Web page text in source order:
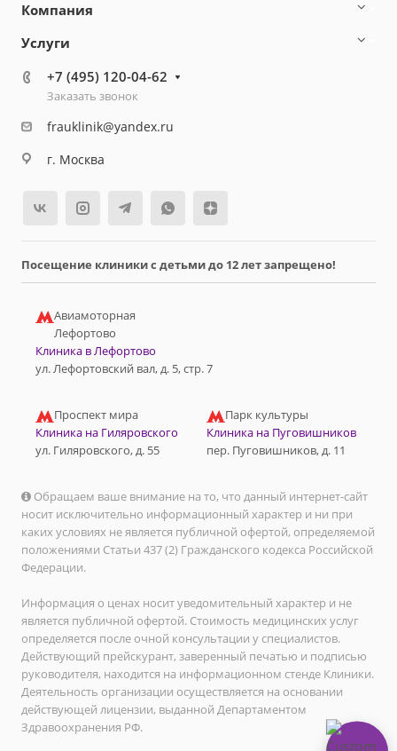
Компания
Услуги
+7 (495) 120-04-62
Заказать звонок
frauklinik@yandex.ru
г. Москва
Посещение клиники с детьми до 12 лет запрещено!
Авиамоторная
Лефортово
Клиника в Лефортово
ул. Лефортовский вал, д. 5, стр. 7
Проспект мира
Клиника на Гиляровского
ул. Гиляровского, д. 55
Парк культуры
Клиника на Пуговишников
пер. Пуговишников, д. 11
Обращаем ваше внимание на то, что данный интернет-сайт
носит исключительно информационный характер и ни при
каких условиях не является публичной офертой, определяемой
положениями Статьи 437 (2) Гражданского кодекса Российской
Федерации.
Информация о ценах носит уведомительный характер и не
является публичной офертой. Стоимость медицинских услуг
определяется после очной консультации у специалистов.
Действующий прейскурант, заверенный печатью и подписью
руководителя, находится на информационном стенде Клиники.
Деятельность организации осуществляется на основании
действующей лицензии, выданной Департаментом
Здравоохранения РФ.